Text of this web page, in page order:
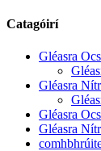
Catagóirí
Gléasra
Gléasra
Gléasra
Gléasra